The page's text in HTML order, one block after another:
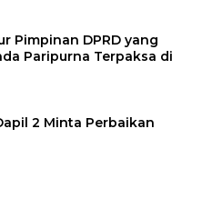
Pimpinan DPRD yang
Paripurna Terpaksa di
2 Minta Perbaikan